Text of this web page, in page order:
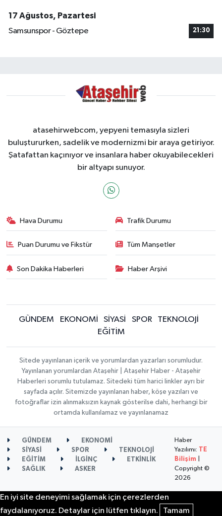
17 Ağustos, Pazartesi
Samsunspor - Göztepe
21:30
atasehirwebcom, yepyeni temasıyla sizleri
buluştururken, sadelik ve modernizmi bir araya getiriyor.
Şatafattan kaçınıyor ve insanlara haber okuyabilecekleri
bir altyapı sunuyor.
Hava Durumu Trafik Durumu
Puan Durumu ve Fikstür Tüm Manşetler
Son Dakika Haberleri Haber Arşivi
GÜNDEM EKONOMİ SİYASİ SPOR
TEKNOLOJİ
EĞİTİM
Sitede yayınlanan içerik ve yorumlardan yazarları sorumludur.
Yayınlanan yorumlardan Ataşehir | Ataşehir Haber - Ataşehir
Haberleri sorumlu tutulamaz. Sitedeki tüm harici linkler ayrı bir
sayfada açılır. Sitemizde yayınlanan haber, köşe yazıları ve
fotoğraflar izin alınmaksızın kaynak gösterilse dahi, herhangi bir
ortamda kullanılamaz ve yayınlanamaz
GÜNDEM
EKONOMİ
SİYASİ
SPOR
TEKNOLOJİ
EĞİTİM
İLGİNÇ
ETKİNLİK
SAĞLIK
ASKER
Haber
Yazılımı:
TE
Bilişim
Copyright ©
2026
En iyi site deneyimi sağlamak için çerezlerden
faydalanıyoruz. Detaylar için lütfen tıklayın.
Tamam